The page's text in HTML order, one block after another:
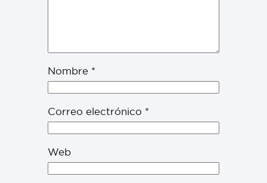
Nombre *
Correo electrónico *
Web